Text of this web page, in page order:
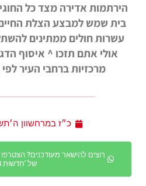
הירתמות אדירה מצד כל
בית שמש למבצע הצלת החיים
עשרות חולים ממתינים
אולי אתם תזכו ^ איסוף
מרכזיות ברחבי העיר
כ״ז במרחשוון
רוצים להישאר מעודכנים?
של 'חדשות 418'